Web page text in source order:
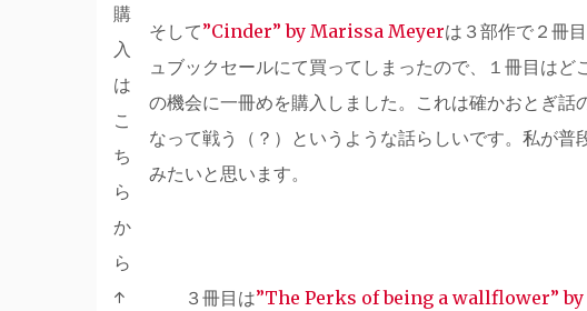
購
入
は
こ
ち
ら
か
ら
↑
そして”Cinder” by Marissa Meyerは３部作で２冊
ュブックセールにて買ってしまったので、１冊目は
の機会に一冊めを購入しました。これは確かおとぎ話
なって戦う（？）というような話らしいです。私が
みたいと思います。
３冊目は”The Perks of being a wallflower”